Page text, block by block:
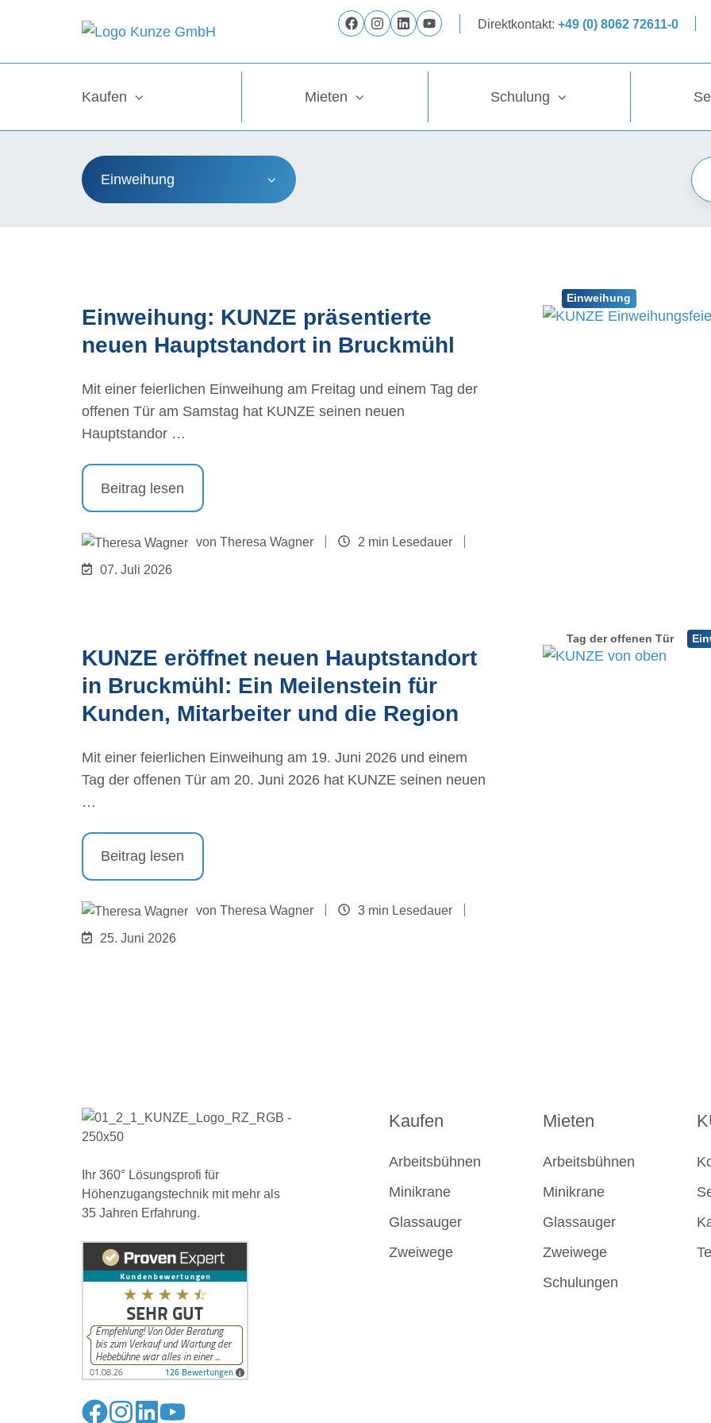
Folge
Facebook
FolgeFolgeFolge
Direktkontakt: +49 (0) 8062 72611-0
Kaufen Mieten Schulung
Einweihung
Einweihung: KUNZE präsentierte
neuen Hauptstandort in Bruckmühl
Mit einer feierlichen Einweihung am Freitag und einem Tag der
offenen Tür am Samstag hat KUNZE seinen neuen
Hauptstandor …
Beitrag lesen
vonTheresa Wagner
2 min Lesedauer
07. Juli 2026
Einweihung
KUNZE eröffnet neuen Hauptstandort
in Bruckmühl: Ein Meilenstein für
Kunden, Mitarbeiter und die Region
Mit einer feierlichen Einweihung am 19. Juni 2026 und einem
Tag der offenen Tür am 20. Juni 2026 hat KUNZE seinen neuen
…
Beitrag lesen
vonTheresa Wagner
3 min Lesedauer
25. Juni 2026
Tag der offenen Tür
Ihr 360° Lösungsprofi für
Höhenzugangstechnik mit mehr als
35 Jahren Erfahrung.
Kaufen
Arbeitsbühnen
Minikrane
Glassauger
Zweiwege
Mieten
Arbeitsbühnen
Minikrane
Glassauger
Zweiwege
Schulungen